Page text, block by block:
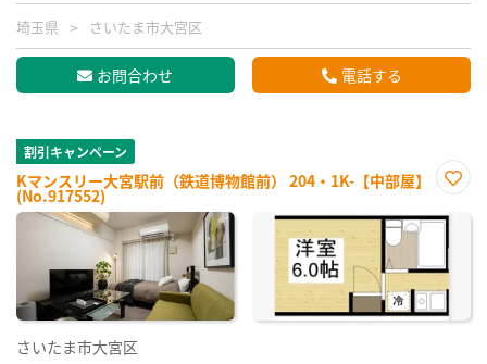
埼玉県 さいたま市大宮区
お問合わせ 電話する
割引キャンペーン
Kマンスリー大宮駅前（鉄道博物館前） 204・1K-【中部屋】
(No.917552)
に入
録
さいたま市大宮区